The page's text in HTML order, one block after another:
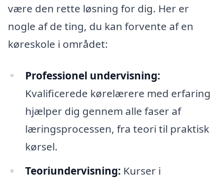
være den rette løsning for dig. Her er
nogle af de ting, du kan forvente af en
køreskole i området:
Professionel undervisning:
Kvalificerede kørelærere med erfaring
hjælper dig gennem alle faser af
læringsprocessen, fra teori til praktisk
kørsel.
Teoriundervisning: Kurser i